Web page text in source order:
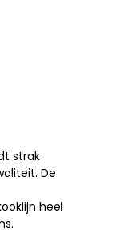
strak
De
heel